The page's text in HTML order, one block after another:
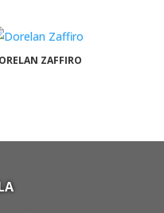
ZAFFIRO